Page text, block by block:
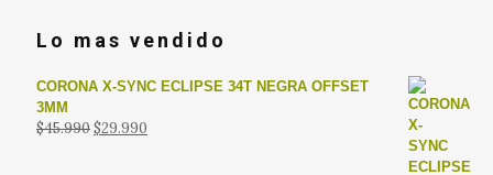
Lo mas vendido
CORONA X-SYNC ECLIPSE 34T NEGRA OFFSET
3MM
$45.990El
$29.990